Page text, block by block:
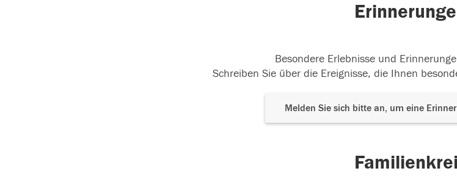
Besondere Erlebnisse und
Schreiben Sie über die Ereignisse, die Ihnen
Melden Sie sich bitte an, um eine